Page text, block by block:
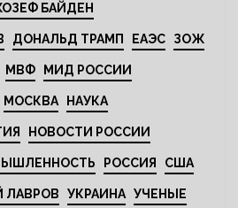
БАЙДЕН
ДОНАЛЬД ТРАМП ЕАЭС ЗОЖ
МВФ МИД РОССИИ
МОСКВА НАУКА
НОВОСТИ РОССИИ
РОССИЯ США
ЛАВРОВ УКРАИНА УЧЕНЫЕ